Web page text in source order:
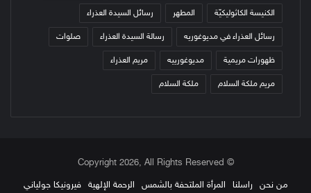
الكنيسة الكاثوليكيّة المطهر رسائل السيدة العذراء
رسائل العذراء في مديوغوريه رسالة السيدة العذراء صلوات
ظهورات مريمية مديوغورييه مريم العذراء
مريم ملكة السلام ملكة السلام
© Copyright 2026, All Rights Reserved
من نحن
راسلنا المرأة الملتحفة بالشمس الرحمة الإلهية فيرونيكا جولياني